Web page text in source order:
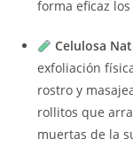
forma eficaz
Celulosa
exfoliación
rostro y
rollitos que
muertas de la